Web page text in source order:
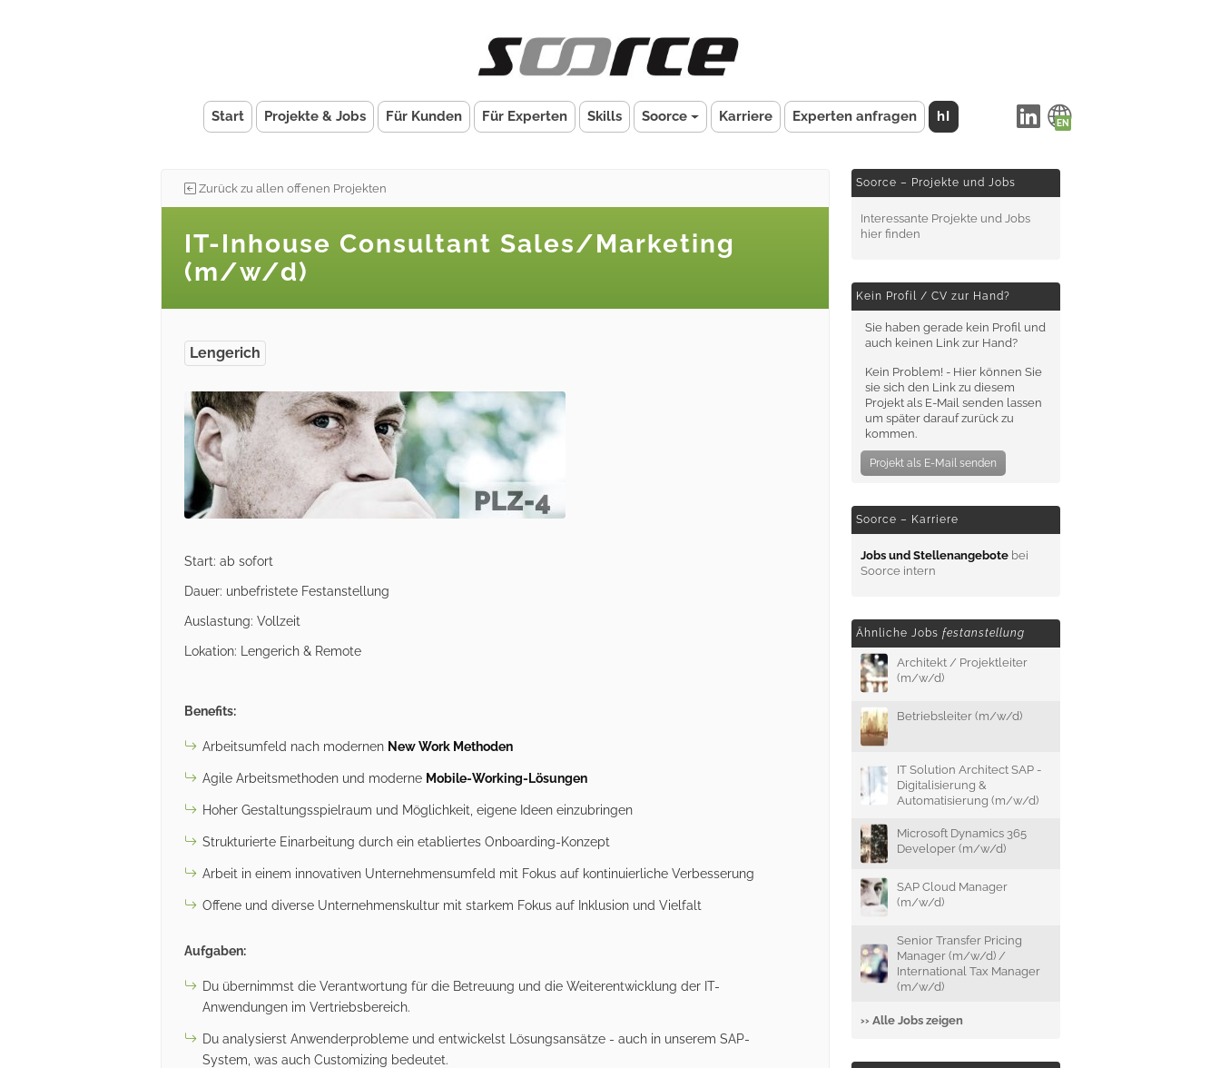
Start Projekte & Jobs Für Kunden Für Experten Skills Soorce Karriere Experten anfragen hI
Zurück zu allen offenen Projekten
IT-Inhouse Consultant Sales/Marketing
(m/w/d)
Lengerich
Start: ab sofort
Dauer: unbefristete Festanstellung
Auslastung: Vollzeit
Lokation: Lengerich & Remote
Benefits:
Arbeitsumfeld nach modernen New Work Methoden
Agile Arbeitsmethoden und moderne Mobile-Working-Lösungen
Hoher Gestaltungsspielraum und Möglichkeit, eigene Ideen einzubringen
Strukturierte Einarbeitung durch ein etabliertes Onboarding-Konzept
Arbeit in einem innovativen Unternehmensumfeld mit Fokus auf kontinuierliche Verbesserung
Offene und diverse Unternehmenskultur mit starkem Fokus auf Inklusion und Vielfalt
Aufgaben:
Du übernimmst die Verantwortung für die Betreuung und die Weiterentwicklung der IT-
Anwendungen im Vertriebsbereich.
Du analysierst Anwenderprobleme und entwickelst Lösungsansätze - auch in unserem SAP-
System, was auch Customizing bedeutet.
Soorce – Projekte und Jobs
Interessante Projekte und Jobs
hier finden
Kein Profil / CV zur Hand?
Sie haben gerade kein Profil und
auch keinen Link zur Hand?
Kein Problem! - Hier können Sie
sie sich den Link zu diesem
Projekt als E-Mail senden lassen
um später darauf zurück zu
kommen.
Projekt als E-Mail senden
Soorce – Karriere
Jobs und Stellenangebote bei
Soorce intern
Ähnliche Jobs festanstellung
Architekt / Projektleiter
(m/w/d)
Betriebsleiter (m/w/d)
IT Solution Architect SAP -
Digitalisierung &
Automatisierung (m/w/d)
Microsoft Dynamics 365
Developer (m/w/d)
SAP Cloud Manager
(m/w/d)
Senior Transfer Pricing
Manager (m/w/d) /
International Tax Manager
(m/w/d)
›› Alle Jobs zeigen